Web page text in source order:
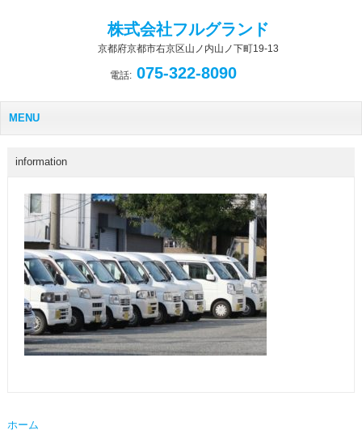
株式会社フルグランド
京都府京都市右京区山ノ内山ノ下町19-13
電話:075-322-8090
MENU
information
ホーム